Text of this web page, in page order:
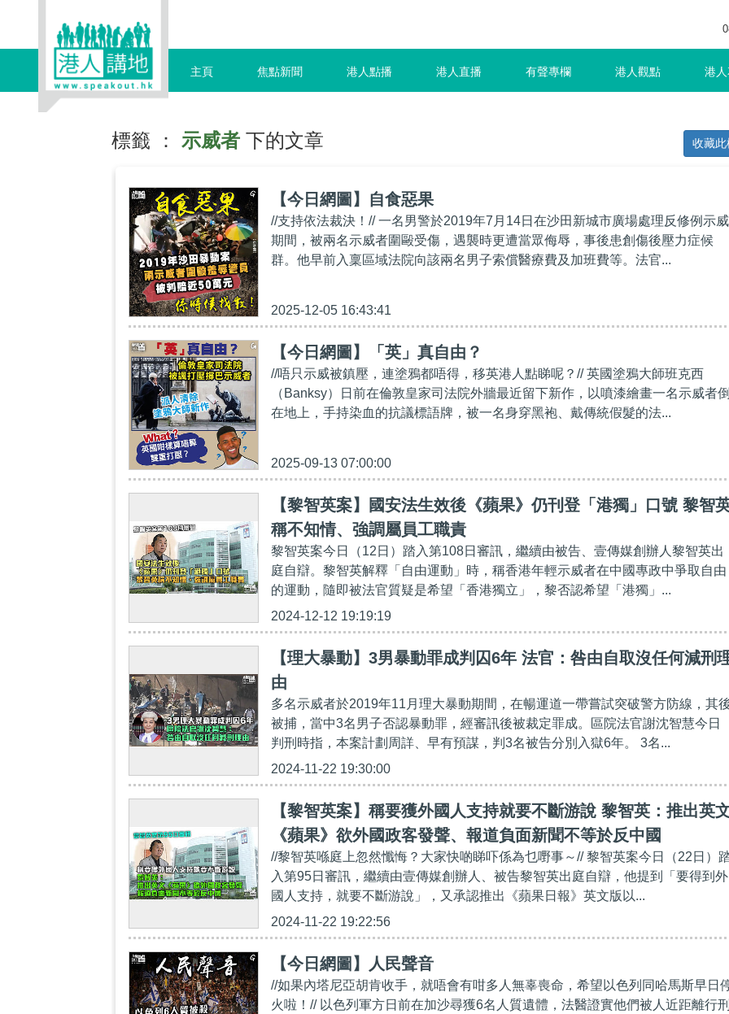
主頁 焦點新聞 港人點播 港人直播 有聲專欄 港人觀點 港
標籤 ： 示威者 下的文章 收藏此
【今日網圖】自食惡果
//支持依法裁決！// 一名男警於2019年7月14日在沙田新城市廣場處理反修例示威
期間，被兩名示威者圍毆受傷，遇襲時更遭當眾侮辱，事後患創傷後壓力症候
群。他早前入稟區域法院向該兩名男子索償醫療費及加班費等。法官...
2025-12-05 16:43:41
【今日網圖】「英」真自由？
//唔只示威被鎮壓，連塗鴉都唔得，移英港人點睇呢？// 英國塗鴉大師班克西
（Banksy）日前在倫敦皇家司法院外牆最近留下新作，以噴漆繪畫一名示威者
在地上，手持染血的抗議標語牌，被一名身穿黑袍、戴傳統假髮的法...
2025-09-13 07:00:00
【黎智英案】國安法生效後《蘋果》仍刊登「港獨」口號 黎智
稱不知情、強調屬員工職責
黎智英案今日（12日）踏入第108日審訊，繼續由被告、壹傳媒創辦人黎智英出
庭自辯。黎智英解釋「自由運動」時，稱香港年輕示威者在中國專政中爭取自由
的運動，隨即被法官質疑是希望「香港獨立」，黎否認希望「港獨」...
2024-12-12 19:19:19
【理大暴動】3男暴動罪成判囚6年 法官：咎由自取沒任何減刑
由
多名示威者於2019年11月理大暴動期間，在暢運道一帶嘗試突破警方防線，其
被捕，當中3名男子否認暴動罪，經審訊後被裁定罪成。區院法官謝沈智慧今日
判刑時指，本案計劃周詳、早有預謀，判3名被告分別入獄6年。 3名...
2024-11-22 19:30:00
【黎智英案】稱要獲外國人支持就要不斷游說 黎智英：推出英
《蘋果》欲外國政客發聲、報道負面新聞不等於反中國
//黎智英喺庭上忽然懺悔？大家快啲睇吓係為乜嘢事～// 黎智英案今日（22日）
入第95日審訊，繼續由壹傳媒創辦人、被告黎智英出庭自辯，他提到「要得到外
國人支持，就要不斷游說」，又承認推出《蘋果日報》英文版以...
2024-11-22 19:22:56
【今日網圖】人民聲音
//如果內塔尼亞胡肯收手，就唔會有咁多人無辜喪命，希望以色列同哈馬斯早日
火啦！// 以色列軍方日前在加沙尋獲6名人質遺體，法醫證實他們被人近距離行